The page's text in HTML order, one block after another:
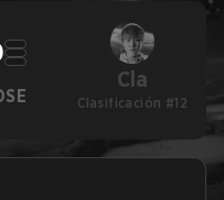
Cla
Clasificación #12